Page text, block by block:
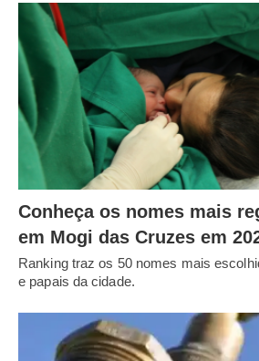
Conheça os nomes mais
em Mogi das Cruzes em
Ranking traz os 50 nomes mais
e papais da cidade.